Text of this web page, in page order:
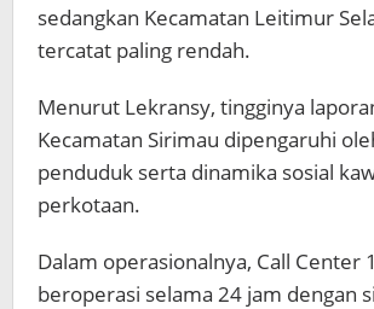
sedangkan Kecamatan Leitimur
tercatat paling rendah.
Menurut Lekransy, tingginya
Kecamatan Sirimau dipengaruhi
penduduk serta dinamika sosial
perkotaan.
Dalam operasionalnya, Call Center
beroperasi selama 24 jam dengan